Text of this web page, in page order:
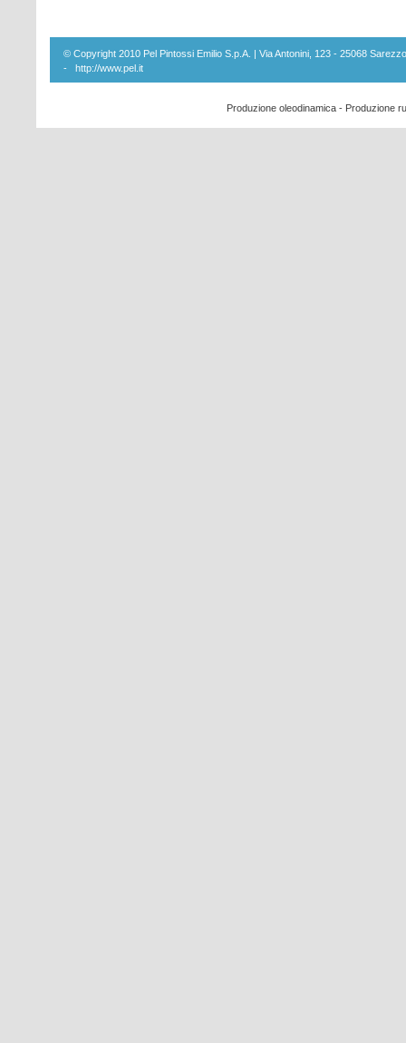
© Copyright 2010 Pel Pintossi Emilio S.p.A. | Via Antonini, 123 - 25068
- http://www.pel.it
Produzione oleodinamica - Produzione